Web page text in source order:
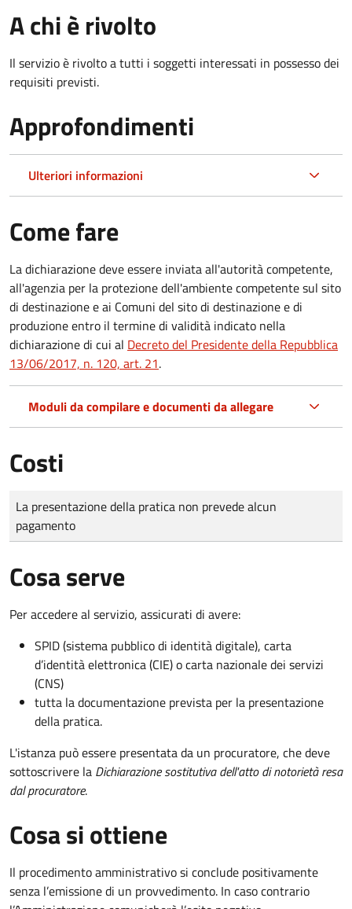
A chi è rivolto
Il servizio è rivolto a tutti i soggetti interessati in possesso dei
requisiti previsti.
Approfondimenti
Ulteriori informazioni
Come fare
La dichiarazione deve essere inviata all'autorità competente,
all'agenzia per la protezione dell'ambiente competente sul sito
di destinazione e ai Comuni del sito di destinazione e di
produzione entro il termine di validità indicato nella
dichiarazione di cui al Decreto del Presidente della Repubblica
13/06/2017, n. 120, art. 21.
Moduli da compilare e documenti da allegare
Costi
Tipo di pagamento
Importo
La presentazione della pratica non prevede alcun
pagamento
Cosa serve
Per accedere al servizio, assicurati di avere:
SPID (sistema pubblico di identità digitale), carta
d’identità elettronica (CIE) o carta nazionale dei servizi
(CNS)
tutta la documentazione prevista per la presentazione
della pratica.
L'istanza può essere presentata da un procuratore, che deve
sottoscrivere la Dichiarazione sostitutiva dell'atto di notorietà resa
dal procuratore.
Cosa si ottiene
Il procedimento amministrativo si conclude positivamente
senza l’emissione di un provvedimento. In caso contrario